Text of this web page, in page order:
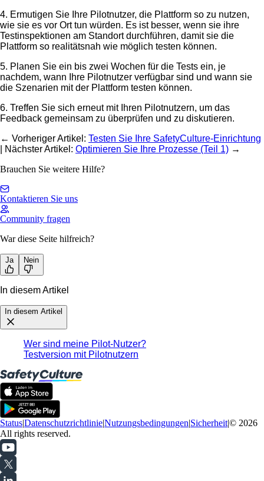
4. Ermutigen Sie Ihre Pilotnutzer, die Plattform so zu nutzen,
wie sie es vor Ort tun würden. Es ist besser, wenn sie ihre
Testinspektionen am Standort durchführen, damit sie die
Plattform so realitätsnah wie möglich testen können.
5. Planen Sie ein bis zwei Wochen für die Tests ein, je
nachdem, wann Ihre Pilotnutzer verfügbar sind und wann sie
die Szenarien mit der Plattform testen können.
6. Treffen Sie sich erneut mit Ihren Pilotnutzern, um das
Feedback gemeinsam zu überprüfen und zu diskutieren.
← Vorheriger Artikel : Testen Sie Ihre SafetyCulture-Einrichtung
| Nächster Artikel : Optimieren Sie Ihre Prozesse (Teil 1) →
Brauchen Sie weitere Hilfe?
Kontaktieren Sie uns
Community fragen
War diese Seite hilfreich?
Ja Nein
In diesem Artikel
In diesem Artikel
Wer sind meine Pilot-Nutzer?
Testversion mit Pilotnutzern
Status|Datenschutzrichtlinie|Nutzungsbedingungen|Sicherheit|© 2026
All rights reserved.